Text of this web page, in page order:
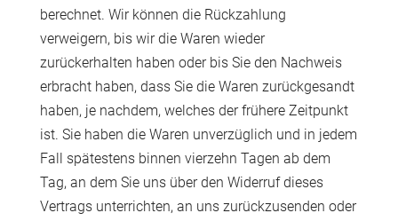
berechnet. Wir können die Rückzahlung
verweigern, bis wir die Waren wieder
zurückerhalten haben oder bis Sie den Nachweis
erbracht haben, dass Sie die Waren zurückgesandt
haben, je nachdem, welches der frühere Zeitpunkt
ist. Sie haben die Waren unverzüglich und in jedem
Fall spätestens binnen vierzehn Tagen ab dem
Tag, an dem Sie uns über den Widerruf dieses
Vertrags unterrichten, an uns zurückzusenden oder